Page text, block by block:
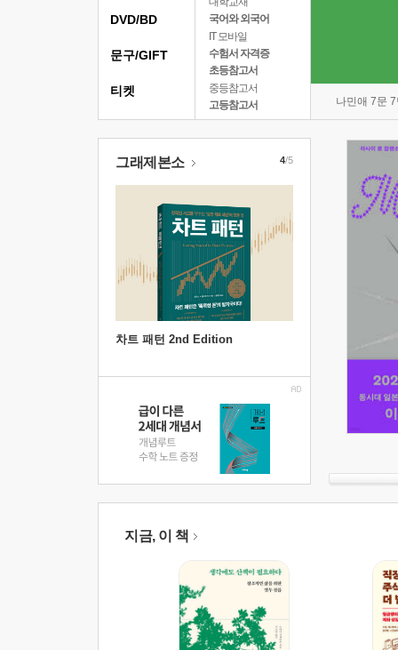
국어와 외국어
IT 모바일
수험서 자격증
초등참고서
중등참고서
고등참고서
나민애 7문
DVD/BD
문구/GIFT
티켓
그래제본소
차트 패턴 2nd Edition
4/5
지금, 이 책